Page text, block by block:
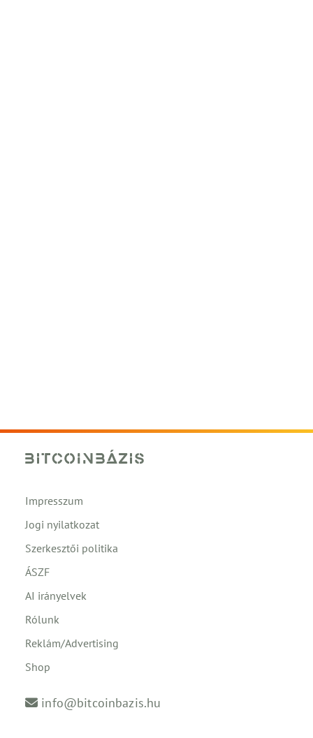
Impresszum
Jogi nyilatkozat
Szerkesztői politika
ÁSZF
AI irányelvek
Rólunk
Reklám/Advertising
Shop
info@bitcoinbazis.hu